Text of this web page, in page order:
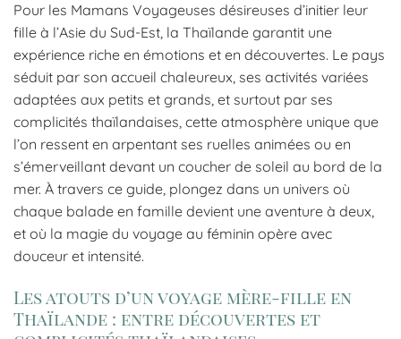
Pour les Mamans Voyageuses désireuses d’initier leur
fille à l’Asie du Sud-Est, la Thaïlande garantit une
expérience riche en émotions et en découvertes. Le pays
séduit par son accueil chaleureux, ses activités variées
adaptées aux petits et grands, et surtout par ses
complicités thaïlandaises, cette atmosphère unique que
l’on ressent en arpentant ses ruelles animées ou en
s’émerveillant devant un coucher de soleil au bord de la
mer. À travers ce guide, plongez dans un univers où
chaque balade en famille devient une aventure à deux,
et où la magie du voyage au féminin opère avec
douceur et intensité.
Les atouts d’un voyage mère-fille en
Thaïlande : entre découvertes et